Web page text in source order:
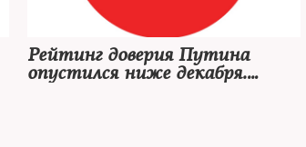
Рейтинг доверия Путина
опустился ниже декабря.